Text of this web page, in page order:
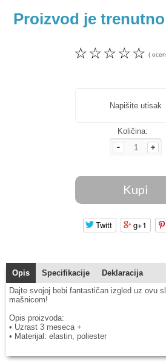
Proizvod je
☆
☆
☆
☆
☆ (
Napišite utisak
Količina:
Twitt g+1
Opis Specifikacije Deklaracija
Dajte svojoj bebi fantastičan izgled uz ovu
mašnicom!
Opis proizvoda:
• Uzrast 3 meseca +
• Materijal: elastin, poliester